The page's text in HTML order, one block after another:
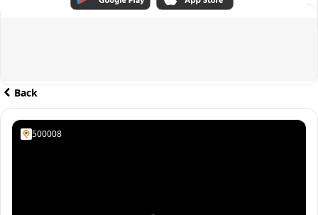
ADVERTISEMENT
Back
500008